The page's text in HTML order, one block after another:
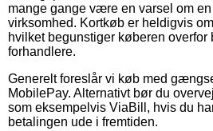
mange gange være en varsel om
virksomhed. Kortkøb er heldigvis
hvilket begunstiger køberen
forhandlere.
Generelt foreslår vi køb med
MobilePay. Alternativt bør du
som eksempelvis ViaBill, hvis du
betalingen ude i fremtiden.